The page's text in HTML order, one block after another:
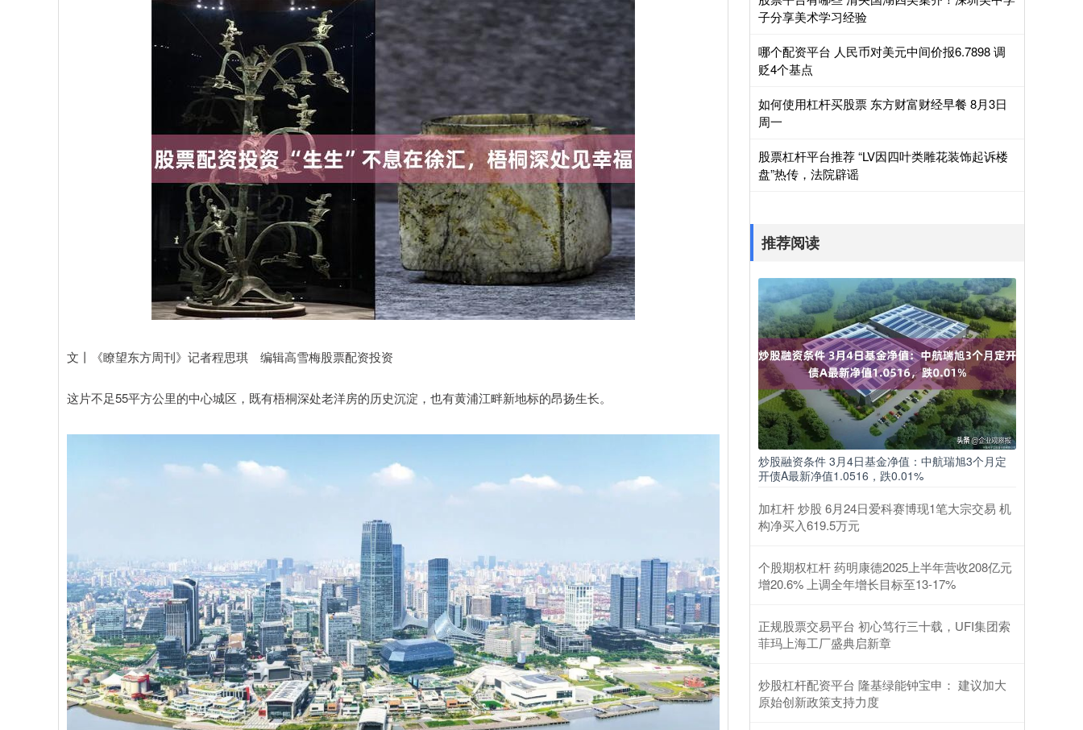
文丨《瞭望东方周刊》记者程思琪 编辑高雪梅股票配资投资
这片不足55平方公里的中心城区，既有梧桐深处老洋房的历史沉淀，也有黄浦江畔新地标的昂扬生长。
子分享美术学习经验
哪个配资平台 人民币对美元中间价报6.7898 调
贬4个基点
如何使用杠杆买股票 东方财富财经早餐 8月3日
周一
股票杠杆平台推荐 “LV因四叶类雕花装饰起诉楼
盘”热传，法院辟谣
推荐阅读
炒股融资条件 3月4日基金净值：中航瑞旭3个月定
开债A最新净值1.0516，跌0.01%
加杠杆 炒股 6月24日爱科赛博现1笔大宗交易 机
构净买入619.5万元
个股期权杠杆 药明康德2025上半年营收208亿元
增20.6% 上调全年增长目标至13-17%
正规股票交易平台 初心笃行三十载，UFI集团索
菲玛上海工厂盛典启新章
炒股杠杆配资平台 隆基绿能钟宝申： 建议加大
原始创新政策支持力度